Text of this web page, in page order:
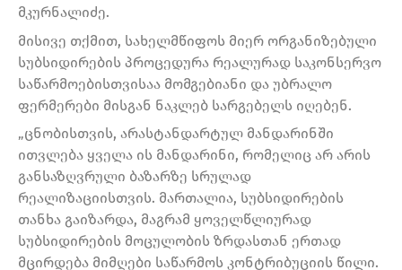
მკურნალიძე.
მისივე თქმით, სახელმწიფოს მიერ ორგანიზებული
სუბსიდირების პროცედურა რეალურად საკონსერვო
საწარმოებისთვისაა მომგებიანი და უბრალო
ფერმერები მისგან ნაკლებ სარგებელს იღებენ.
„ცნობისთვის, არასტანდარტულ მანდარინში
ითვლება ყველა ის მანდარინი, რომელიც არ არის
განსაზღვრული ბაზარზე სრულად
რეალიზაციისთვის. მართალია, სუბსიდირების
თანხა გაიზარდა, მაგრამ ყოველწლიურად
სუბსიდირების მოცულობის ზრდასთან ერთად
მცირდება მიმღები საწარმოს კონტრიბუციის წილი.